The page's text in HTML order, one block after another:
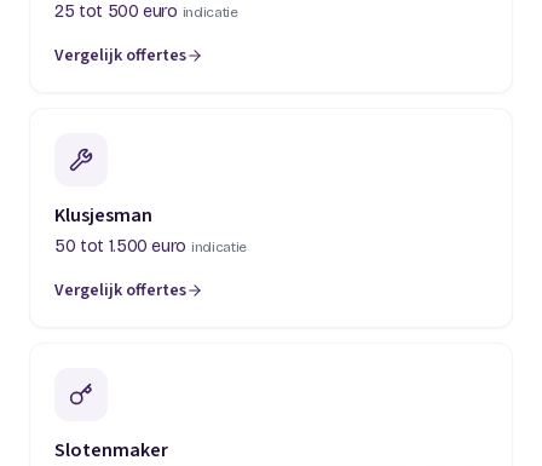
25 tot 500 euro indicatie
Vergelijk offertes
(opent in een nieuw tabblad)
Klusjesman
50 tot 1.500 euro indicatie
Vergelijk offertes
(opent in een nieuw tabblad)
Slotenmaker